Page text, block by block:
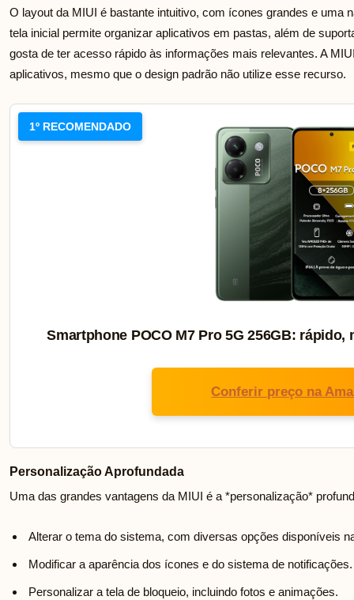
O layout da MIUI é bastante intuitivo, com ícones grandes e uma
tela inicial permite organizar aplicativos em pastas, além de
gosta de ter acesso rápido às informações mais relevantes. A
aplicativos, mesmo que o design padrão não utilize esse recurso.
1º RECOMENDADO
Smartphone POCO M7 Pro 5G 256GB:
Conferir preço na
Personalização Aprofundada
Uma das grandes vantagens da MIUI é a *personalização*
Alterar o tema do sistema, com diversas opções disponíveis
Modificar a aparência dos ícones e do sistema de notificações.
Personalizar a tela de bloqueio, incluindo fotos e animações.